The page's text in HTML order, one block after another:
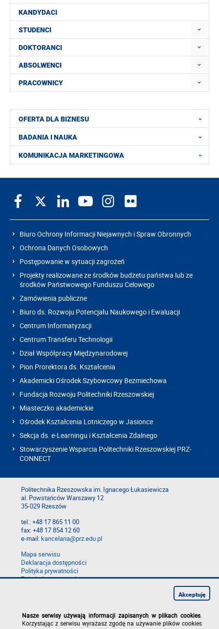
KANDYDACI
STUDENCI
DOKTORANCI
ABSOLWENCI
PRACOWNICY
OFERTA DLA BIZNESU
BADANIA I NAUKA
KOMUNIKACJA MARKETINGOWA
Biuro Ochrony Informacji Niejawnych i Spraw Obronnych
Ochrona Danych Osobowych
Postępowanie w sytuacji zagrożeń
Projekty realizowane ze środków budżetu państwa lub ze
środków Państwowego Funduszu Celowego
Zamówienia publiczne
Biuro ds. Rozwoju Potencjału Naukowego i Ewaluacji
Centrum Informatyzacji
Centrum Transferu Technologii
Dział Współpracy Międzynarodowej
Pion Prorektora ds. Kształcenia
Akademicki Ośrodek Szybowcowy Bezmiechowa
Fundacja Rozwoju Politechniki Rzeszowskiej
Miasteczko akademickie
Ośrodek Kształcenia Lotniczego w Jasionce
Sekcja ds. e-Learningu i Kształcenia Zdalnego
Stowarzyszenie Wsparcia Politechniki Rzeszowskiej PRZ-
CONNECT
Politechnika Rzeszowska im. Ignacego Łukasiewicza
al. Powstańców Warszawy 12
35-029 Rzeszów
tel.: +48 17 865 11 00
fax: +48 17 854 12 60
e-mail:kancelaria@prz.edu.pl
Mapa serwisu
Deklaracja dostępności
Polityka prywatności
Zgłoś błąd na stronie
Nasze serwisy używają informacji zapisanych w plikach cookies
Korzystając z serwisu wyrażasz zgodę na używanie plików cookies
Akceptuję